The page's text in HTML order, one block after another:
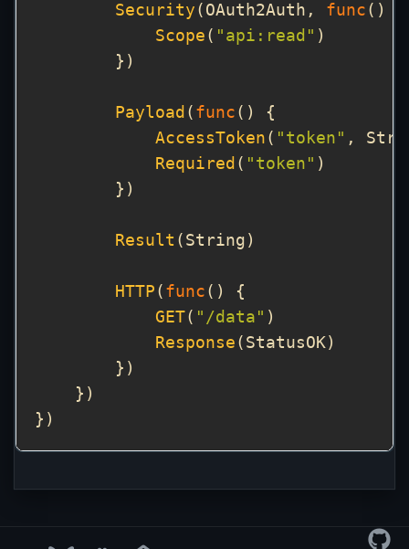
Security (OAuth2Auth, func
Scope ( "api:read"
Payload ( func
AccessToken ( "token" ,
Required ( "token"
Result
HTTP ( func
GET( "/data"
Response